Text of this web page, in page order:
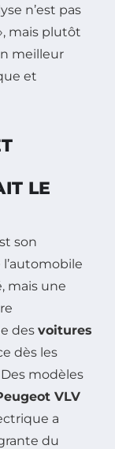
n’est pas
mais plutôt
meilleur
et
LE
son
mais une
des voitures
dès les
modèles
VLV
a
du